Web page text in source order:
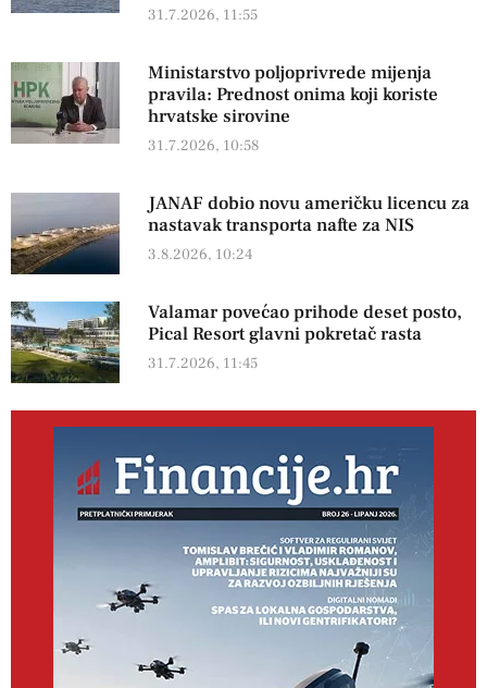
31.7.2026, 11:55
Ministarstvo poljoprivrede mijenja
pravila: Prednost onima koji koriste
hrvatske sirovine
31.7.2026, 10:58
JANAF dobio novu američku licencu za
nastavak transporta nafte za NIS
3.8.2026, 10:24
Valamar povećao prihode deset posto,
Pical Resort glavni pokretač rasta
31.7.2026, 11:45